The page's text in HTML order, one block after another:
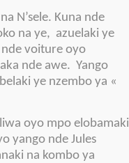
N’sele. Kuna nde
na ye, azuelaki ye
nde voiture oyo
nde awe. Yango
ye nzembo ya «
oyo mpo elobamaki
yango nde Jules
na kombo ya